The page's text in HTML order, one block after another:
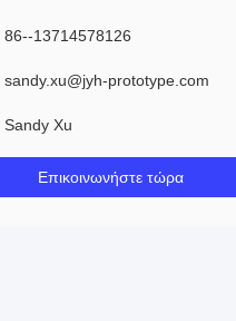
86--13714578126
sandy.xu@jyh-prototype.com
Sandy Xu
Επικοινωνήστε τώρα